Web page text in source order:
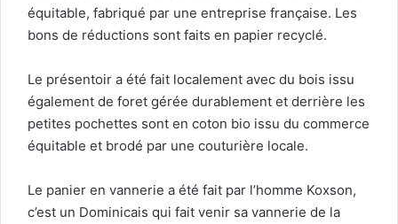
équitable, fabriqué par une entreprise française. Les
bons de réductions sont faits en papier recyclé.
Le présentoir a été fait localement avec du bois issu
également de foret gérée durablement et derrière les
petites pochettes sont en coton bio issu du commerce
équitable et brodé par une couturière locale.
Le panier en vannerie a été fait par l’homme Koxson,
c’est un Dominicais qui fait venir sa vannerie de la